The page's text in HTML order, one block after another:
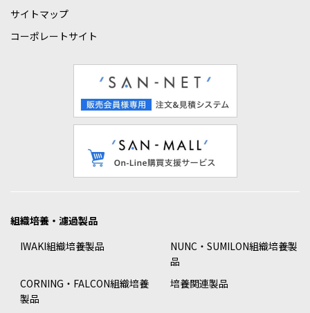
サイトマップ
コーポレートサイト
組織培養・濾過製品
IWAKI組織培養製品
NUNC・SUMILON組織培養製
品
CORNING・FALCON組織培養
製品
培養関連製品